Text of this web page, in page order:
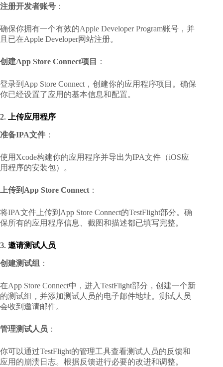
注册开发者账号 ：
确保你拥有一个有效的Apple Developer Program账号，并
且已在Apple Developer网站注册。
创建App Store Connect项目 ：
登录到 App Store Connect ，创建你的应用程序项目。确保
你已经设置了应用的基本信息和配置。
2. 上传应用程序
准备IPA文件 ：
使用Xcode构建你的应用程序并导出为IPA文件（iOS应
用程序的安装包）。
上传到App Store Connect ：
将IPA文件上传到App Store Connect的TestFlight部分。确
保所有的应用程序信息、截图和描述都已填写完整。
3. 邀请测试人员
创建测试组 ：
在App Store Connect中，进入TestFlight部分，创建一个新
的测试组，并添加测试人员的电子邮件地址。测试人员
会收到邀请邮件。
管理测试人员 ：
你可以通过TestFlight的管理工具查看测试人员的反馈和
应用的崩溃日志。根据反馈进行必要的改进和调整。